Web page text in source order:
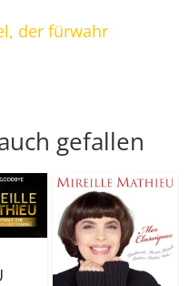
der fürwahr
gefallen